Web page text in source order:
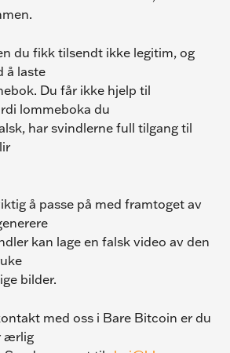
du fikk tilsendt ikke legitim, og
å laste
Du får ikke hjelp til
lommeboka du
har svindlerne full tilgang til
å passe på med framtoget av
kan lage en falsk video av den
bilder.
med oss i Bare Bitcoin er du
ærlig